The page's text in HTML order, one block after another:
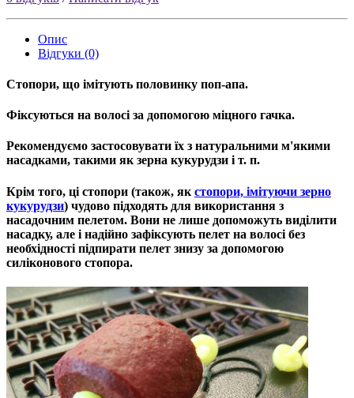
Опис
Відгуки (0)
Стопори, що імітують половинку поп-апа.
Фіксуються на волосі за допомогою міцного гачка.
Рекомендуємо застосовувати їх з натуральними м'якими
насадками, такими як зерна кукурудзи і т. п.
Крім того, ці стопори (також, як стопори, iмiтуючи зерно
кукурудзи) чудово підходять для використання з
насадочним пелетом. Вони не лише допоможуть виділити
насадку, але і надійно зафіксують пелет на волосі без
необхідності підпирати пелет знизу за допомогою
силіконового стопора.